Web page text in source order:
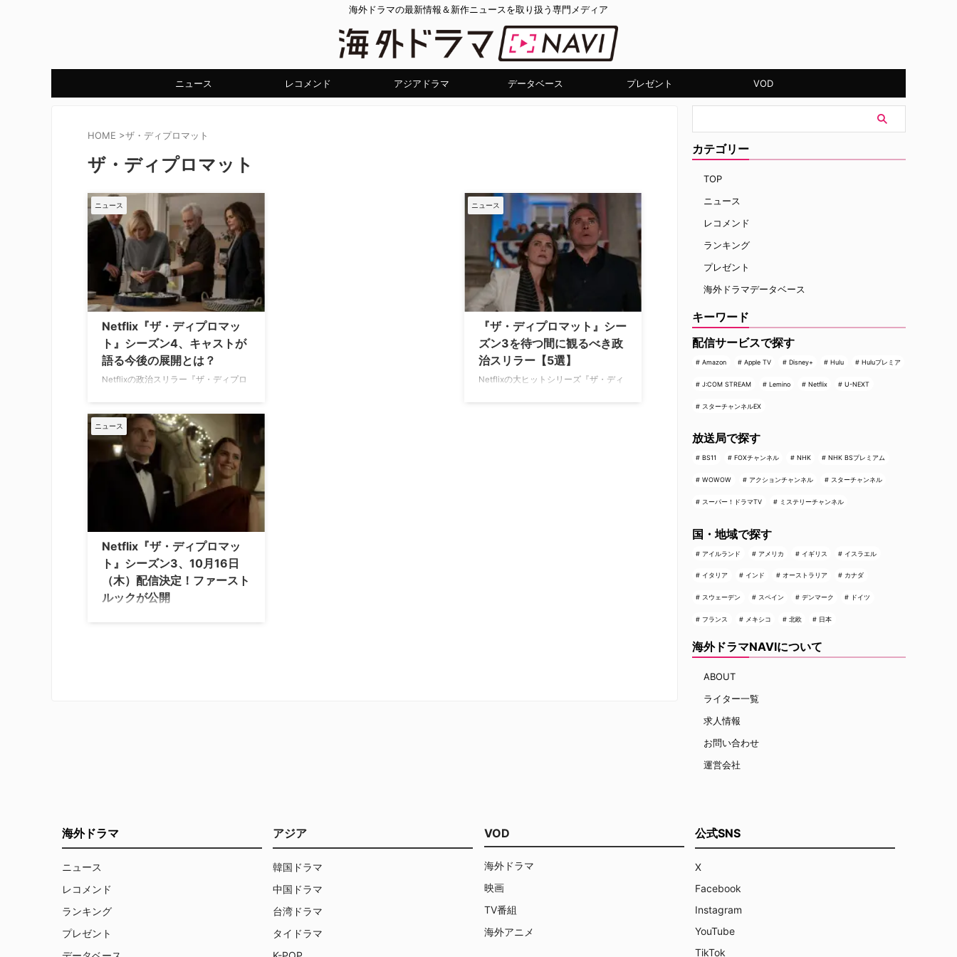
海外ドラマの最新情報＆新作ニュースを取り扱う専門メディア
ニュース レコメンド アジアドラマ データベース プレゼント VOD
HOME >ザ・ディプロマット
ザ・ディプロマット
ニュース
Netflix『ザ・ディプロマッ
ト』シーズン4、キャストが
語る今後の展開とは？
Netflixの政治スリラー『ザ・ディプロ
ォードが、自身のキャラクターの今後
の展開について言及した。 シーズン4
は年内に配信予定 新作映画
『Reminders of Him（原題）』のプレ
ミア上映のレッドカーペットに登場し
たブラッドリーは、自身が『ザ・ディ
プロマット』で演じるファースト・ジ
ェントルマン、トッド・ペンの物語の
し、ブラッドリーは「私のキャラクタ
ーがその場にいたくないと思っている
か、あ …
ニュース
『ザ・ディプロマット』シー
ズン3を待つ間に観るべき政
治スリラー【5選】
Netflixの大ヒットシリーズ『ザ・ディ
ニュース
Netflix『ザ・ディプロマッ
ト』シーズン3、10月16日
（木）配信決定！ファースト
ルックが公開
カテゴリー
TOP
ニュース
レコメンド
ランキング
プレゼント
海外ドラマデータベース
キーワード
配信サービスで探す
Amazon Apple TV Disney+ Hulu Huluプレミア
J:COM STREAM Lemino Netflix U-NEXT
スターチャンネルEX
放送局で探す
BS11 FOXチャンネル NHK NHK BSプレミアム
WOWOW アクションチャンネル スターチャンネル
スーパー！ドラマTV ミステリーチャンネル
国・地域で探す
アイルランド アメリカ イギリス イスラエル
イタリア インド オーストラリア カナダ
スウェーデン スペイン デンマーク ドイツ
フランス メキシコ 北欧 日本
海外ドラマNAVIについて
ABOUT
ライター一覧
求人情報
お問い合わせ
運営会社
海外ドラマ
ニュース
レコメンド
ランキング
プレゼント
アジア
韓国ドラマ
中国ドラマ
台湾ドラマ
タイドラマ
VOD
海外ドラマ
映画
TV番組
海外アニメ
公式SNS
X
Facebook
Instagram
YouTube
TikTok